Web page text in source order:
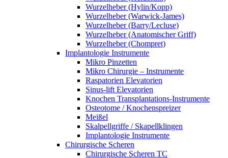
Wurzelheber (Hylin/Kopp)
Wurzelheber (Warwick-James)
Wurzelheber (Barry/Lecluse)
Wurzelheber (Anatomischer Griff)
Wurzelheber (Chompret)
Implantologie Instrumente
Mikro Pinzetten
Mikro Chirurgie – Instrumente
Raspatorien Elevatorien
Sinus-lift Elevatorien
Knochen Transplantations-Instrumente
Osteotome / Knochenspreizer
Meißel
Skalpellgriffe / Skapellklingen
Implantologie Instrumente
Chirurgische Scheren
Chirurgische Scheren TC